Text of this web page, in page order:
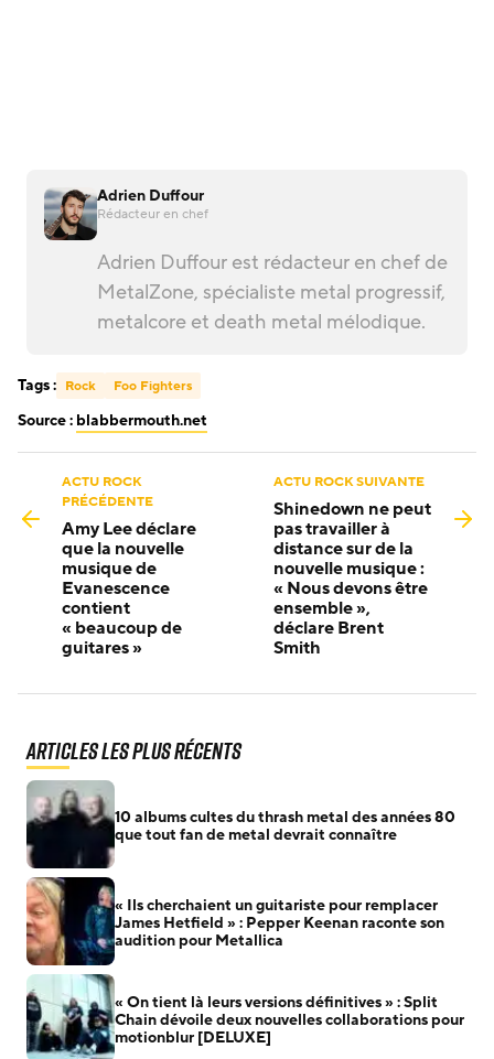
Adrien Duffour
Rédacteur en chef
Adrien Duffour est rédacteur en chef de
MetalZone, spécialiste metal progressif,
metalcore et death metal mélodique.
Tags : Rock Foo Fighters
Source : blabbermouth.net
ACTU ROCK
PRÉCÉDENTE
Amy Lee déclare
que la nouvelle
musique de
Evanescence
contient
« beaucoup de
guitares »
ACTU ROCK SUIVANTE
Shinedown ne peut
pas travailler à
distance sur de la
nouvelle musique :
« Nous devons être
ensemble »,
déclare Brent
Smith
Articles les plus récents
10 albums cultes du thrash metal des années 80
que tout fan de metal devrait connaître
« Ils cherchaient un guitariste pour remplacer
James Hetfield » : Pepper Keenan raconte son
audition pour Metallica
« On tient là leurs versions définitives » : Split
Chain dévoile deux nouvelles collaborations pour
motionblur [DELUXE]